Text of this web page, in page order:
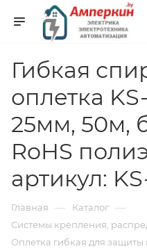
Гибкая
оплетка
25мм, 50м,
RoHS
артикул:
Главная — Каталог —
Системы крепления,
Оплетка гибкая для